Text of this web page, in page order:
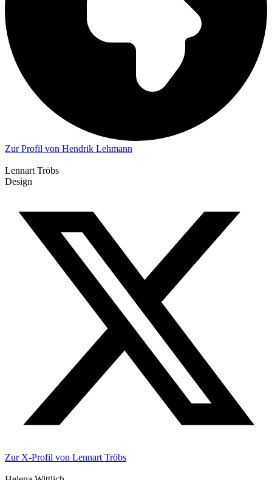
Zur Profil von Hendrik Lehmann
Lennart Tröbs
Design
Zur X-Profil von Lennart Tröbs